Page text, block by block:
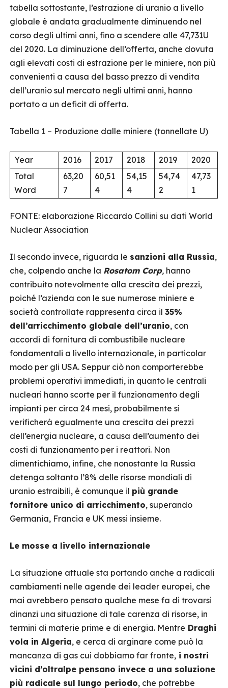
tabella sottostante, l’estrazione di uranio a livello
globale è andata gradualmente diminuendo nel
corso degli ultimi anni, fino a scendere alle 47,731U
del 2020. La diminuzione dell’offerta, anche dovuta
agli elevati costi di estrazione per le miniere, non più
convenienti a causa del basso prezzo di vendita
dell’uranio sul mercato negli ultimi anni, hanno
portato a un deficit di offerta.
Tabella 1 – Produzione dalle miniere (tonnellate U)
Year 2016 2017 2018 2019
2020
Total
Word
63,20
7
60,51
4
54,15
4
54,74
2
47,73
1
FONTE: elaborazione Riccardo Collini su dati World
Nuclear Association
Il secondo invece, riguarda le sanzioni alla Russia,
che, colpendo anche la Rosatom Corp, hanno
contribuito notevolmente alla crescita dei prezzi,
poiché l’azienda con le sue numerose miniere e
società controllate rappresenta circa il 35%
dell’arricchimento globale dell’uranio, con
accordi di fornitura di combustibile nucleare
fondamentali a livello internazionale, in particolar
modo per gli USA. Seppur ciò non comporterebbe
problemi operativi immediati, in quanto le centrali
nucleari hanno scorte per il funzionamento degli
impianti per circa 24 mesi, probabilmente si
verificherà egualmente una crescita dei prezzi
dell’energia nucleare, a causa dell’aumento dei
costi di funzionamento per i reattori. Non
dimentichiamo, infine, che nonostante la Russia
detenga soltanto l’8% delle risorse mondiali di
uranio estraibili, è comunque il più grande
fornitore unico di arricchimento, superando
Germania, Francia e UK messi insieme.
Le mosse a livello internazionale
La situazione attuale sta portando anche a radicali
cambiamenti nelle agende dei leader europei, che
mai avrebbero pensato qualche mese fa di trovarsi
dinanzi una situazione di tale carenza di risorse, in
termini di materie prime e di energia. Mentre Draghi
vola in Algeria, e cerca di arginare come può la
mancanza di gas cui dobbiamo far fronte, i nostri
vicini d’oltralpe pensano invece a una soluzione
più radicale sul lungo periodo, che potrebbe